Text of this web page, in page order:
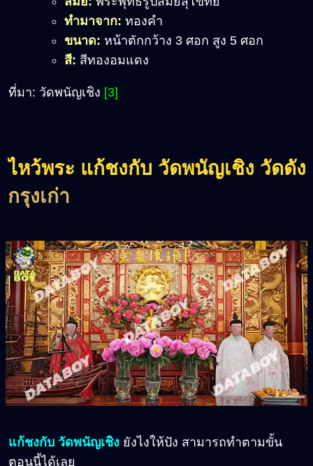
ทำมาจาก: ทองคำ
ขนาด: หน้าตักกว้าง 3 ศอก สูง 5 ศอก
สี: สีทองอมแดง
ที่มา: วัดพนัญเชิง [3]
ไหว้พระ แก้ชงกับ วัดพนัญเชิง วัดดัง
กรุงเก่า
แก้ชงกับ วัดพนัญเชิง ยังไงให้ปัง สามารถทำตามขั้น
ตอนนี้ได้เลย